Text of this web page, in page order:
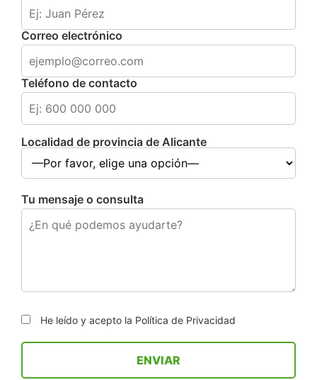
Correo electrónico
Teléfono de contacto
Localidad de provincia de Alicante
Tu mensaje o consulta
He leído y acepto la Política de Privacidad